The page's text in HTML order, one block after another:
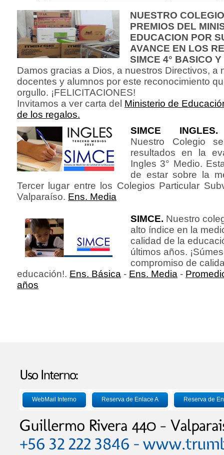
NUESTRO
PREMIOS DEL
EDUCACION POR
AVANCE EN LOS
SIMCE 4° BASICO Y
Damos gracias a Dios, a nuestros Directivos, a
docentes y alumnos por este reconocimiento
orgullo. ¡FELICITACIONES!
Invitamos a ver carta del Ministerio de
de los regalos.
SIMCE INGLES.
Nuestro Colegio
resultados en la
Ingles 3° Medio.
de estar sobre la
Tercer lugar entre los Colegios Particular
Valparaíso. Ens. Media
SIMCE. Nuestro
alto índice en la
calidad de la
últimos años.
compromiso de
educación!. Ens. Básica - Ens. Media -
años
WebMail Interno Reserva de Enlace A Reserva de